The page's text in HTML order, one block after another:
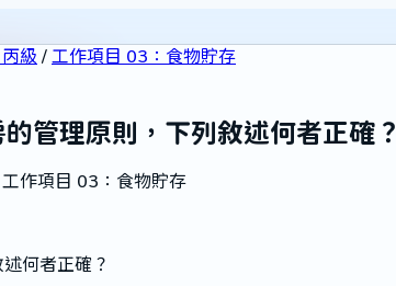
級 / 工作項目 03：食物貯存
管理原則，下列敘述何者正確？
工作項目 03：食物貯存
何者正確？